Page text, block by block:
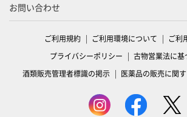
お問い合わせ
ご利用規約 ご利用環境について
ご利
プライバシーポリシー
古物営業法に基
酒類販売管理者標識の掲示
医薬品の販売に関